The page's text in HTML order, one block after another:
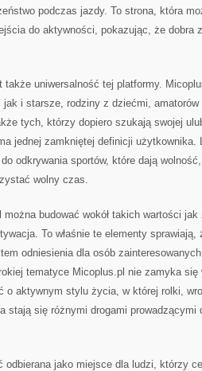
podczas jazdy. To strona, która
do aktywności, pokazując, że dobra
także uniwersalność tej platformy.
jak i starsze, rodziny z dziećmi,
tych, którzy dopiero szukają swojej
jednej zamkniętej definicji użytkownika.
odkrywania sportów, które dają
wolny czas.
budować wokół takich wartości jak
To właśnie te elementy sprawiają,
odniesienia dla osób
tematyce Micoplus.pl nie zamyka się
o aktywnym stylu życia, w której rolki,
stają się różnymi drogami prowadzącymi
odbierana jako miejsce dla ludzi, którzy